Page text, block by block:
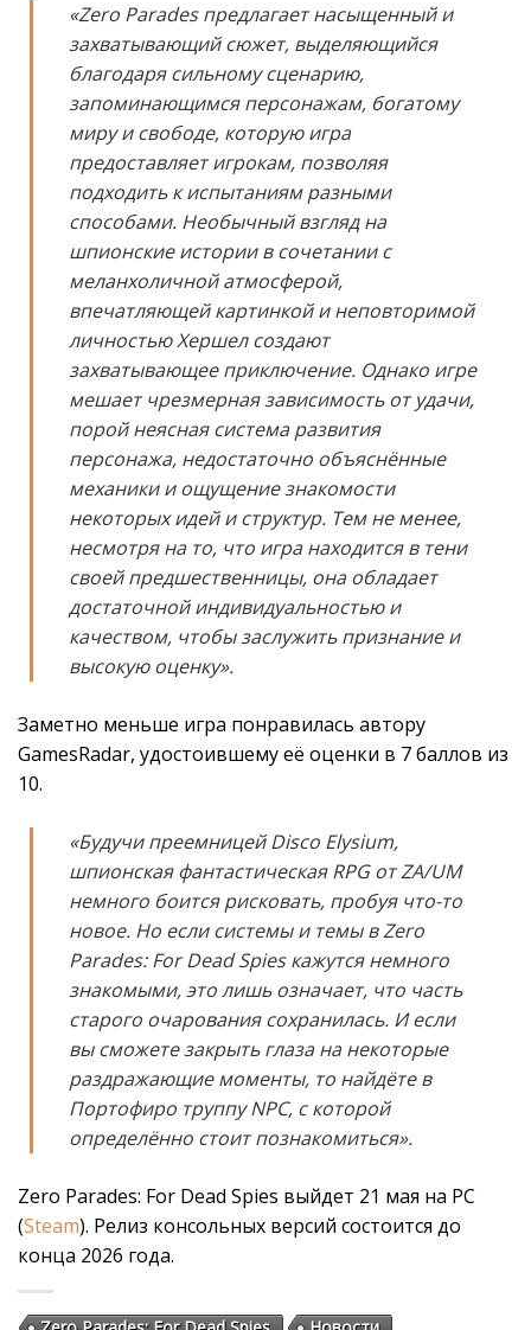
«Zero Parades предлагает насыщенный и
захватывающий сюжет, выделяющийся
благодаря сильному сценарию,
запоминающимся персонажам, богатому
миру и свободе, которую игра
предоставляет игрокам, позволяя
подходить к испытаниям разными
способами. Необычный взгляд на
шпионские истории в сочетании с
меланхоличной атмосферой,
впечатляющей картинкой и неповторимой
личностью Хершел создают
захватывающее приключение. Однако игре
мешает чрезмерная зависимость от удачи,
порой неясная система развития
персонажа, недостаточно объяснённые
механики и ощущение знакомости
некоторых идей и структур. Тем не менее,
несмотря на то, что игра находится в тени
своей предшественницы, она обладает
достаточной индивидуальностью и
качеством, чтобы заслужить признание и
высокую оценку».
Заметно меньше игра понравилась автору
GamesRadar, удостоившему её оценки в 7 баллов из
10.
«Будучи преемницей Disco Elysium,
шпионская фантастическая RPG от ZA/UM
немного боится рисковать, пробуя что-то
новое. Но если системы и темы в Zero
Parades: For Dead Spies кажутся немного
знакомыми, это лишь означает, что часть
старого очарования сохранилась. И если
вы сможете закрыть глаза на некоторые
раздражающие моменты, то найдёте в
Портофиро труппу NPC, с которой
определённо стоит познакомиться».
Zero Parades: For Dead Spies выйдет 21 мая на PC
(Steam). Релиз консольных версий состоится до
конца 2026 года.